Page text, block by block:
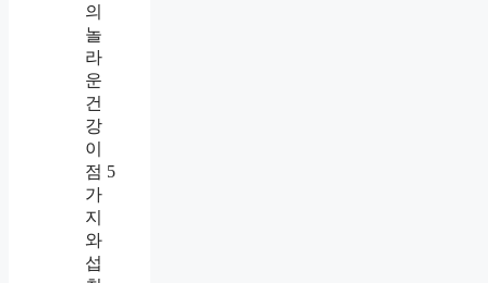
의
놀
라
운
건
강
이
점 5
가
지
와
섭